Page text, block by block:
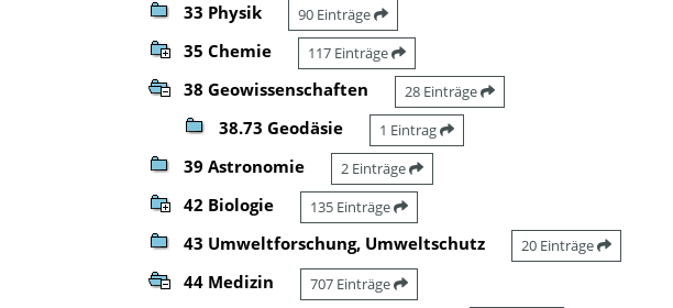
33 Physik 90 Einträge
35 Chemie 117 Einträge
38 Geowissenschaften 28 Einträge
38.73 Geodäsie 1 Eintrag
39 Astronomie 2 Einträge
42 Biologie 135 Einträge
43 Umweltforschung, Umweltschutz 20 Einträge
44 Medizin 707 Einträge